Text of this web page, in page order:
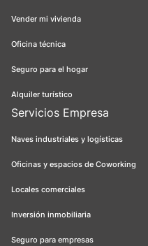
Vender mi vivienda
Oficina técnica
Seguro para el hogar
Alquiler turístico
Servicios Empresa
Naves industriales y logísticas
Oficinas y espacios de Coworking
Locales comerciales
Inversión inmobiliaria
Seguro para empresas